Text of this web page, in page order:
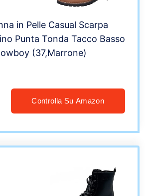
in Pelle Casual Scarpa
Punta Tonda Tacco Basso
(37,Marrone)
Controlla Su Amazon